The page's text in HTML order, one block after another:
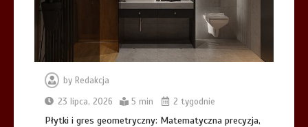
3 min
marketingową? zbuduj nowy strumień
przychodów jeszcze w te wakacje
by Redakcja
23 lipca, 2026
5 min 2 tygodnie
Płytki i gres geometryczny: Matematyczna precyzja,